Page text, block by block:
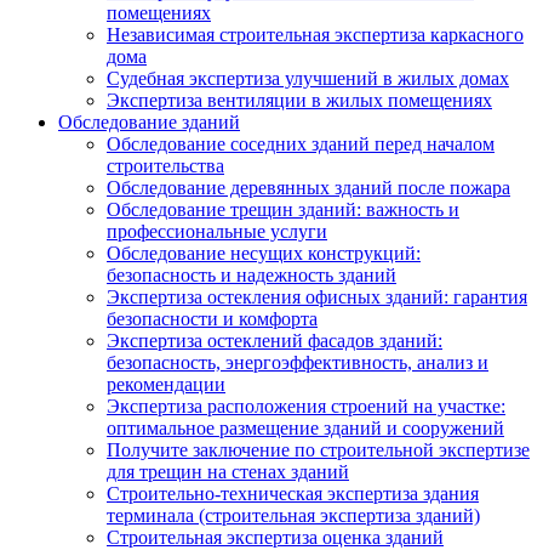
помещениях
Независимая строительная экспертиза каркасного
дома
Судебная экспертиза улучшений в жилых домах
Экспертиза вентиляции в жилых помещениях
Обследование зданий
Обследование соседних зданий перед началом
строительства
Обследование деревянных зданий после пожара
Обследование трещин зданий: важность и
профессиональные услуги
Обследование несущих конструкций:
безопасность и надежность зданий
Экспертиза остекления офисных зданий: гарантия
безопасности и комфорта
Экспертиза остеклений фасадов зданий:
безопасность, энергоэффективность, анализ и
рекомендации
Экспертиза расположения строений на участке:
оптимальное размещение зданий и сооружений
Получите заключение по строительной экспертизе
для трещин на стенах зданий
Строительно-техническая экспертиза здания
терминала (строительная экспертиза зданий)
Строительная экспертиза оценка зданий